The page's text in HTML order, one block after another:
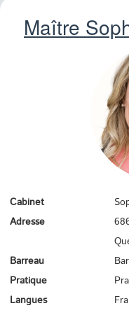
Maître
Cabinet
Adresse
Barreau
Pratique
Langues